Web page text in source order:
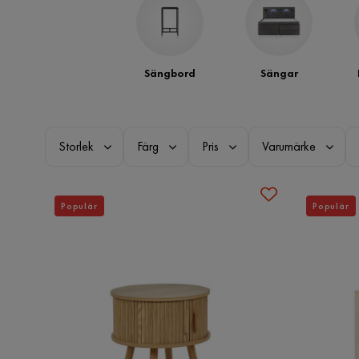
Sängbord Sängar
Storlek Färg Pris Varumärke
Populär Populär